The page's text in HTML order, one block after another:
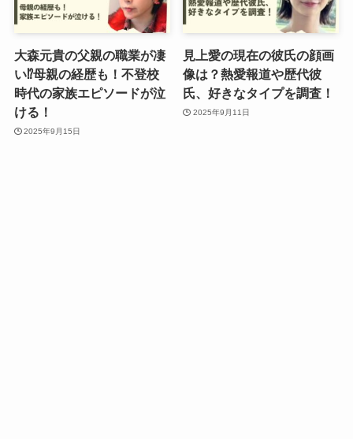
大森元貴の父親の職業が凄
い⁉︎母親の経歴も！不登校
時代の家族エピソードが泣
ける！
2025年9月15日
見上愛の現在の彼氏の顔画
像は？熱愛報道や歴代彼
氏、好きなタイプを調査！
2025年9月11日